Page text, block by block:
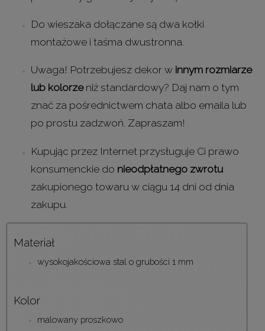
Do wieszaka dołączane są dwa kołki
montażowe i taśma dwustronna.
Uwaga! Potrzebujesz dekor w innym rozmiarze
lub kolorzeniż standardowy? Daj nam o tym
znać za pośrednictwem chata albo emaila lub
po prostu zadzwoń. Zapraszam!
Kupując przez Internet przysługuje Ci prawo
konsumenckie do nieodpłatnego zwrotu
zakupionego towaru w ciągu 14 dni od dnia
zakupu.
Materiał
wysokojakościowa stal o grubości 1 mm
Kolor
malowany proszkowo